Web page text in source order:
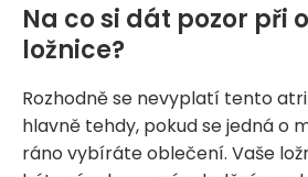
Na co si dát pozor při
ložnice?
Rozhodně se nevyplatí tento
hlavně tehdy, pokud se jedná o
ráno vybíráte oblečení. Vaše